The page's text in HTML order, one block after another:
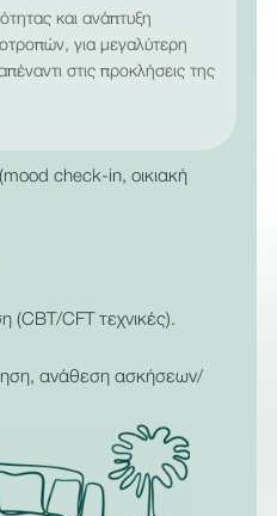
και ανάπτυξη
για μεγαλύτερη
στις προκλήσεις της
check-in, οικιακή
(CBT/CFT τεχνικές).
ανάθεση ασκήσεων/